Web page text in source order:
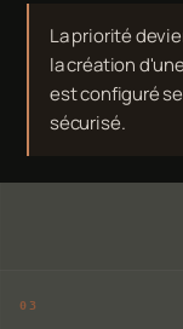
La priorité
la création
est configuré
sécurisé.